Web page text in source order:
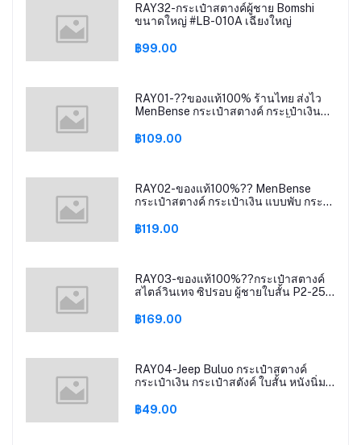
RAY32-กระเป๋าสตางค์ผู้ชาย Bomshi
ขนาดใหญ่ #LB-010A เฉียงใหญ่
฿99.00
RAY01-??ของแท้100% ร้านไทย ส่งไว
MenBense กระเป๋าสตางค์ กระเป๋าเงิน
฿109.00
RAY02-ของแท้100%?? MenBense
กระเป๋าสตางค์ กระเป๋าเงิน แบบพับ กระ
฿119.00
RAY03-ของแท้100%??กระเป๋าสตางค์
สไตล์วินเทจ ซิปรอบ ผู้ชายใบสั้น P2-25
฿169.00
RAY04-Jeep Buluo กระเป๋าสตางค์
กระเป๋าเงิน กระเป๋าสตังค์ ใบสั้น หนังนิ่ม
฿49.00